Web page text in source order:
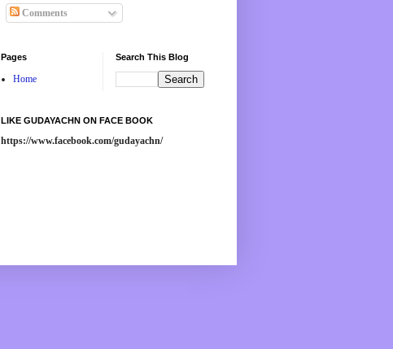
Comments
Pages
Home
Search This Blog
LIKE GUDAYACHN ON FACE BOOK
https://www.facebook.com/gudayachn/